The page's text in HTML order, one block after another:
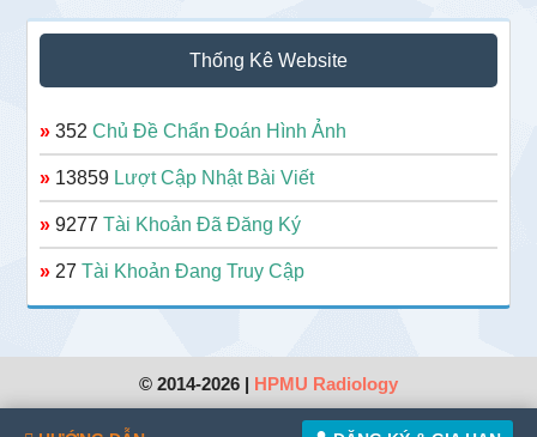
Thống Kê Website
» 352Chủ Đề Chẩn Đoán Hình Ảnh
» 13859 Lượt Cập Nhật Bài Viết
» 9277Tài Khoản Đã Đăng Ký
» 27Tài Khoản Đang Truy Cập
© 2014-2026 | HPMU Radiology